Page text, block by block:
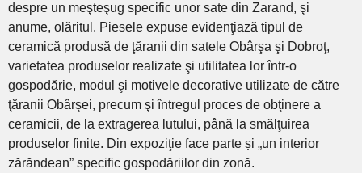
despre un meşteşug specific unor sate din Zarand, şi
anume, olăritul. Piesele expuse evidenţiază tipul de
ceramică produsă de ţăranii din satele Obârşa şi Dobroţ,
varietatea produselor realizate şi utilitatea lor într-o
gospodărie, modul şi motivele decorative utilizate de către
ţăranii Obârşei, precum şi întregul proces de obţinere a
ceramicii, de la extragerea lutului, până la smălţuirea
produselor finite. Din expoziţie face parte și „un interior
zărăndean” specific gospodăriilor din zonă.